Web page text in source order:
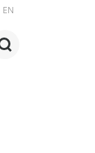
EN